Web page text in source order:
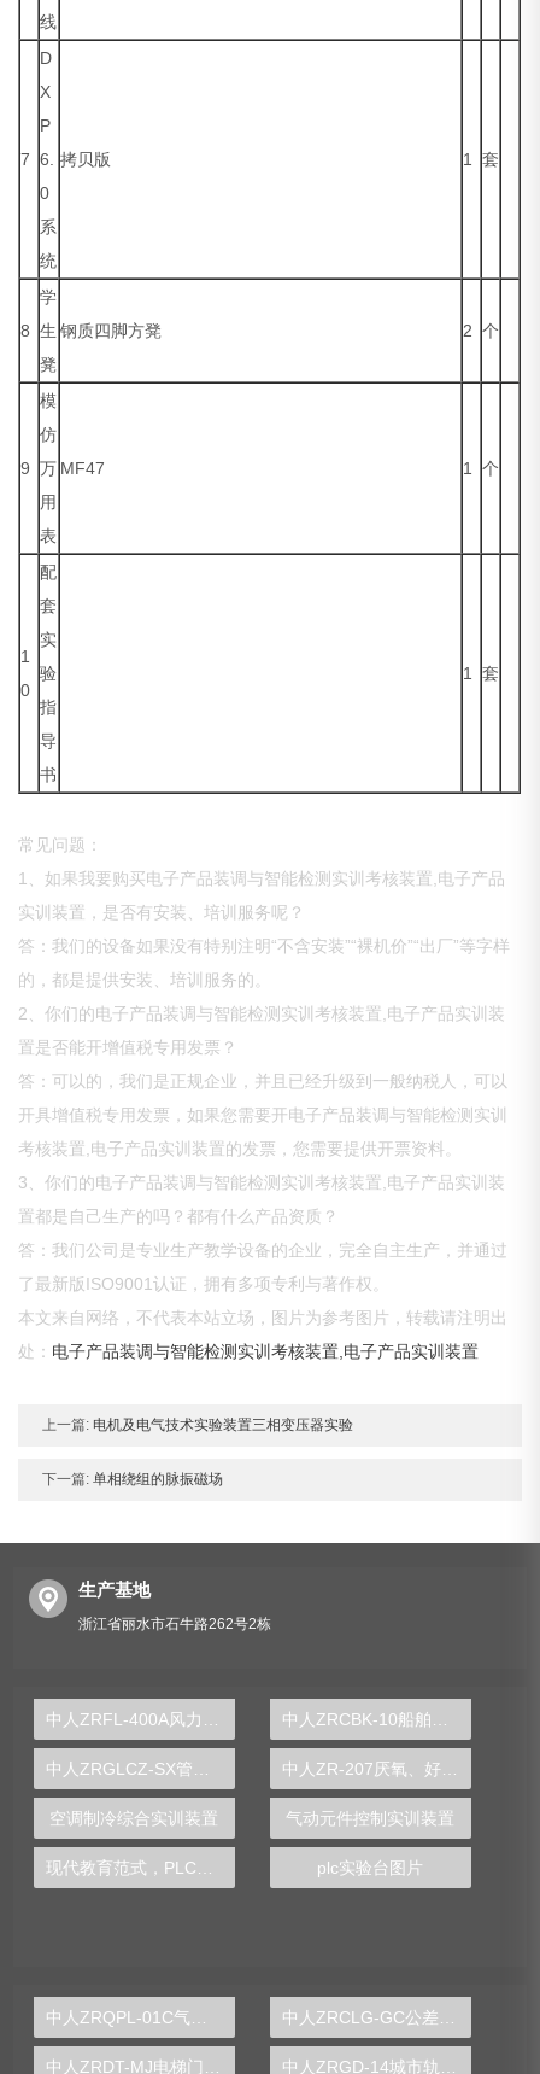
线
7
D
X
P
6.
0
系
统
拷贝版 1 套
8
学
生
凳
钢质四脚方凳 2 个
9
模
仿
万
用
表
MF47 1 个
1
0
配
套
实
验
指
导
书
1 套
常见问题：
1、如果我要购买电子产品装调与智能检测实训考核装置,电子产品
实训装置，是否有安装、培训服务呢？
答：我们的设备如果没有特别注明“不含安装”“裸机价”“出厂”等字样
的，都是提供安装、培训服务的。
2、你们的电子产品装调与智能检测实训考核装置,电子产品实训装
置是否能开增值税专用发票？
答：可以的，我们是正规企业，并且已经升级到一般纳税人，可以
开具增值税专用发票，如果您需要开电子产品装调与智能检测实训
考核装置,电子产品实训装置的发票，您需要提供开票资料。
3、你们的电子产品装调与智能检测实训考核装置,电子产品实训装
置都是自己生产的吗？都有什么产品资质？
答：我们公司是专业生产教学设备的企业，完全自主生产，并通过
了最新版ISO9001认证，拥有多项专利与著作权。
本文来自网络，不代表本站立场，图片为参考图片，转载请注明出
处： 电子产品装调与智能检测实训考核装置,电子产品实训装置
上一篇: 电机及电气技术实验装置三相变压器实验
下一篇: 单相绕组的脉振磁场
生产基地
浙江省丽水市石牛路262号2栋
空调制冷综合实训装置 气动元件控制实训装置
plc实验台图片